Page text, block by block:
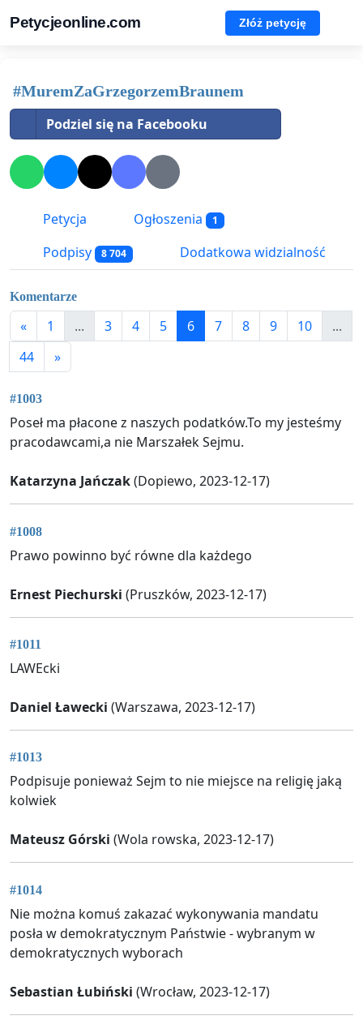
Petycjeonline.com Złóż petycję
#MuremZaGrzegorzemBraunem
Podziel się na Facebooku
Petycja Ogłoszenia 1
Podpisy 8 704 Dodatkowa widzialność
Komentarze
« 1 ... 3 4 5 6 7 8 9 10
...
44
»
#1003
Poseł ma płacone z naszych podatków.To my jesteśmy
pracodawcami,a nie Marszałek Sejmu.
Katarzyna Jańczak(Dopiewo, 2023-12-17)
#1008
Prawo powinno być równe dla każdego
Ernest Piechurski (Pruszków, 2023-12-17)
#1011
LAWEcki
Daniel Ławecki (Warszawa, 2023-12-17)
#1013
Podpisuje ponieważ Sejm to nie miejsce na religię jaką
kolwiek
Mateusz Górski (Wola rowska, 2023-12-17)
#1014
Nie można komuś zakazać wykonywania mandatu
posła w demokratycznym Państwie - wybranym w
demokratycznych wyborach
Sebastian Łubiński (Wrocław, 2023-12-17)